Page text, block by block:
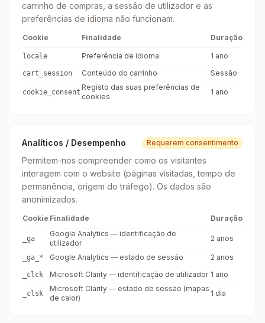
carrinho de compras, a sessão de utilizador e as
preferências de idioma não funcionam.
Cookie Finalidade Duração
locale Preferência de idioma 1 ano
cart_session Conteúdo do carrinho Sessão
cookie_consent
Registo das suas preferências de
cookies
1 ano
Analíticos / Desempenho Requerem consentimento
Permitem-nos compreender como os visitantes
interagem com o website (páginas visitadas, tempo de
permanência, origem do tráfego). Os dados são
anonimizados.
Cookie Finalidade Duração
_ga
Google Analytics — identificação de
utilizador
2 anos
_ga_* Google Analytics — estado de sessão 2 anos
_clck Microsoft Clarity — identificação de utilizador 1 ano
_clsk
Microsoft Clarity — estado de sessão (mapas
de calor)
1 dia